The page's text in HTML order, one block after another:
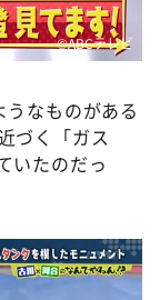
©️ABCテレビ
なものがある
づく「ガス
いたのだっ